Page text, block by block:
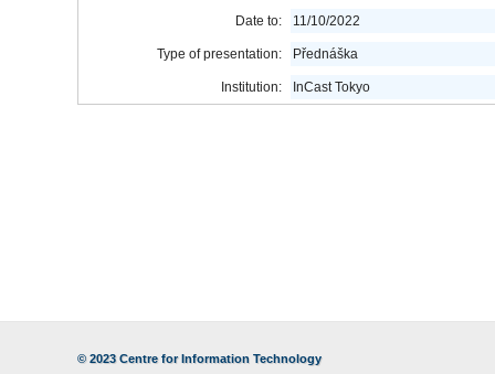
Date to: 11/10/2022
Type of presentation: Přednáška
Institution: InCast Tokyo
© 2023 Centre for Information Technology